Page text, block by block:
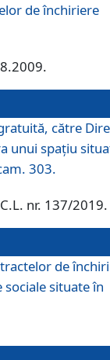
de închiriere
către
unui spaţiu
303.
nr. 137/2019.
de
situate în